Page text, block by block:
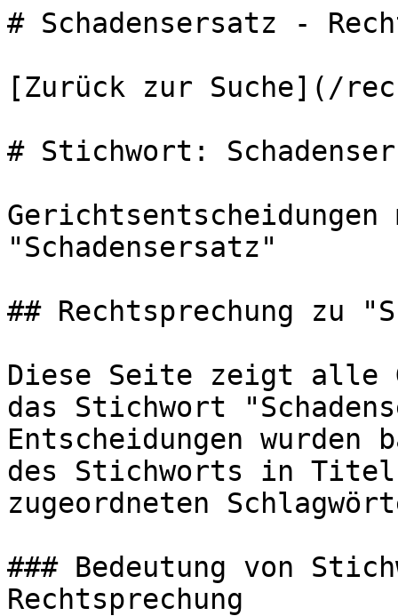
# Schadensersatz -
[Zurück zur Suche](/
# Stichwort:
"Schadensersatz"
## Rechtsprechung zu
Diese Seite zeigt alle
das Stichwort
Entscheidungen wurden
des Stichworts in Titel,
zugeordneten
### Bedeutung von
Rechtsprechung